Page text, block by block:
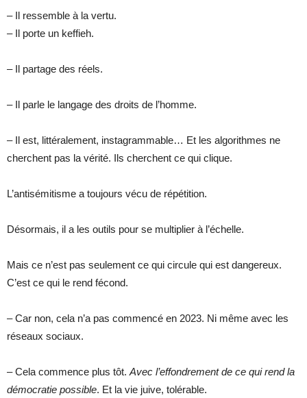
– Il ressemble à la vertu.
– Il porte un keffieh.
– Il partage des réels.
– Il parle le langage des droits de l’homme.
– Il est, littéralement, instagrammable… Et les algorithmes ne
cherchent pas la vérité. Ils cherchent ce qui clique.
L’antisémitisme a toujours vécu de répétition.
Désormais, il a les outils pour se multiplier à l’échelle.
Mais ce n’est pas seulement ce qui circule qui est dangereux.
C’est ce qui le rend fécond.
– Car non, cela n’a pas commencé en 2023. Ni même avec les
réseaux sociaux.
– Cela commence plus tôt. Avec l’effondrement de ce qui rend la
démocratie possible. Et la vie juive, tolérable.